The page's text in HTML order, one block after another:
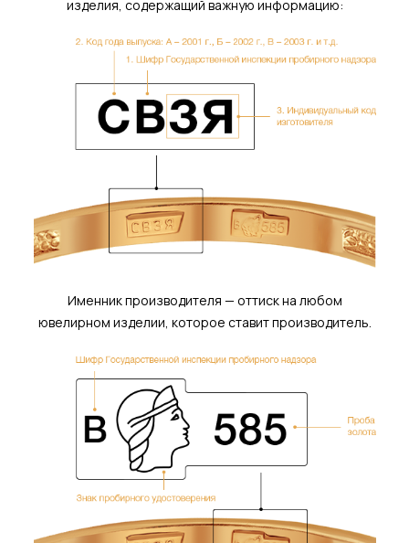
изделия, содержащий важную информацию:
Именник производителя — оттиск на любом
ювелирном изделии, которое ставит производитель.